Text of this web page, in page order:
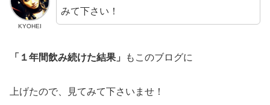
KYOHEI
みて下さい！
「１年間飲み続けた結果」 もこのブログに
上げたので、見てみて下さいませ！